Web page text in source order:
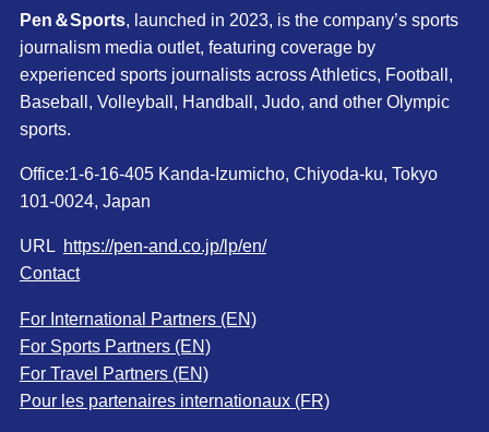
Pen＆Sports, launched in 2023, is the company’s sports
journalism media outlet, featuring coverage by
experienced sports journalists across Athletics, Football,
Baseball, Volleyball, Handball, Judo, and other Olympic
sports.
Office:1-6-16-405 Kanda-Izumicho, Chiyoda-ku, Tokyo
101-0024, Japan
URL https://pen-and.co.jp/lp/en/
Contact
For International Partners (EN)
For Sports Partners (EN)
For Travel Partners (EN)
Pour les partenaires internationaux (FR)